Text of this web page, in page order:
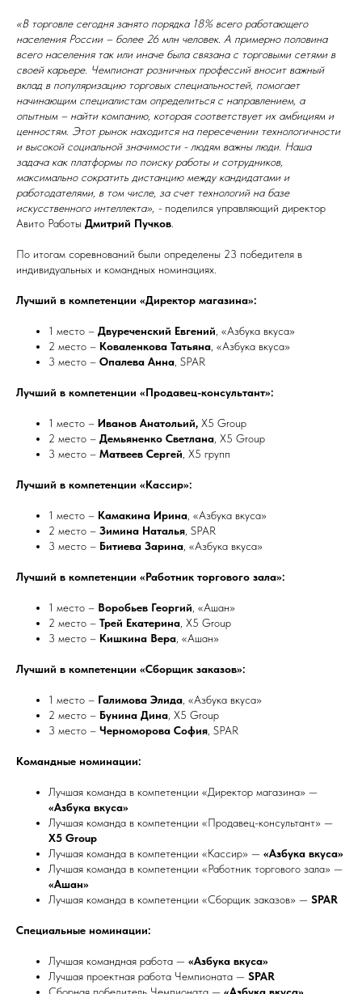
«В торговле сегодня занято порядка 18% всего работающего
населения России – более 26 млн человек. А примерно половина
всего населения так или иначе была связана с торговыми сетями в
своей карьере. Чемпионат розничных профессий вносит важный
вклад в популяризацию торговых специальностей, помогает
начинающим специалистам определиться с направлением, а
опытным – найти компанию, которая соответствует их амбициям и
ценностям. Этот рынок находится на пересечении технологичности
и высокой социальной значимости - людям важны люди. Наша
задача как платформы по поиску работы и сотрудников,
максимально сократить дистанцию между кандидатами и
работодателями, в том числе, за счет технологий на базе
искусственного интеллекта», - поделился управляющий директор
Авито Работы Дмитрий Пучков
По итогам соревнований были определены 23 победителя в
индивидуальных и командных номинациях.
Лучший в компетенции «Директор магазина»:
1 место – Двуреченский Евгений , «Азбука вкуса»
2 место – Коваленкова Татьяна , «Азбука вкуса»
3 место – Опалева Анна , SPAR
Лучший в компетенции «Продавец-консультант»:
1 место – Иванов Анатольий, Х5 Group
2 место – Демьяненко Светлана , Х5 Group
3 место – Матвеев Сергей , Х5 групп
Лучший в компетенции «Кассир»:
1 место – Камакина Ирина , «Азбука вкуса»
2 место – Зимина Наталья , SPAR
3 место – Битиева Зарина , «Азбука вкуса»
Лучший в компетенции «Работник торгового зала»:
1 место – Воробьев Георгий , «Ашан»
2 место – Трей Екатерина , Х5 Group
3 место – Кишкина Вера , «Ашан»
Лучший в компетенции «Сборщик заказов»:
1 место – Галимова Элида , «Азбука вкуса»
2 место – Бунина Дина , Х5 Group
3 место – Черноморова София , SPAR
Командные номинации:
Лучшая команда в компетенции «Директор магазина» —
«Азбука вкуса»
Лучшая команда в компетенции «Продавец-консультант» —
Х5 Group
Лучшая команда в компетенции «Кассир» — «Азбука вкуса»
Лучшая команда в компетенции «Работник торгового зала» —
«Ашан»
Лучшая команда в компетенции «Сборщик заказов» — SPAR
Специальные номинации:
Лучшая командная работа — «Азбука вкуса»
Лучшая проектная работа Чемпионата — SPAR